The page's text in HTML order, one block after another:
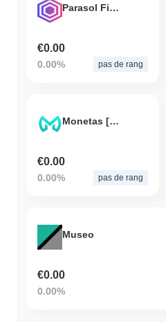
Parasol Finance
€0.00
0.00% pas de rang
Monetas [OLD]
€0.00
0.00% pas de rang
Museo
€0.00
0.00%